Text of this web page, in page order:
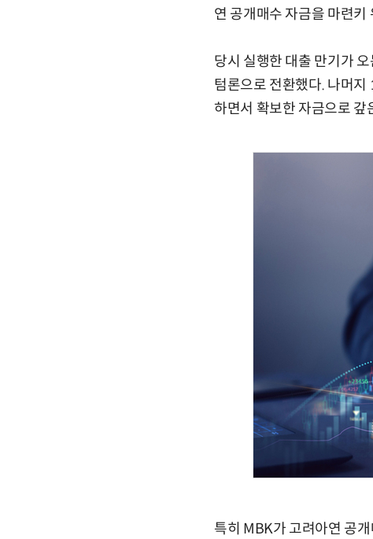
연 공개매수 자금을 마련
당시 실행한 대출 만기가
텀론으로 전환했다. 나머
하면서 확보한 자금으로 갚
특히 MBK가 고려아연 공